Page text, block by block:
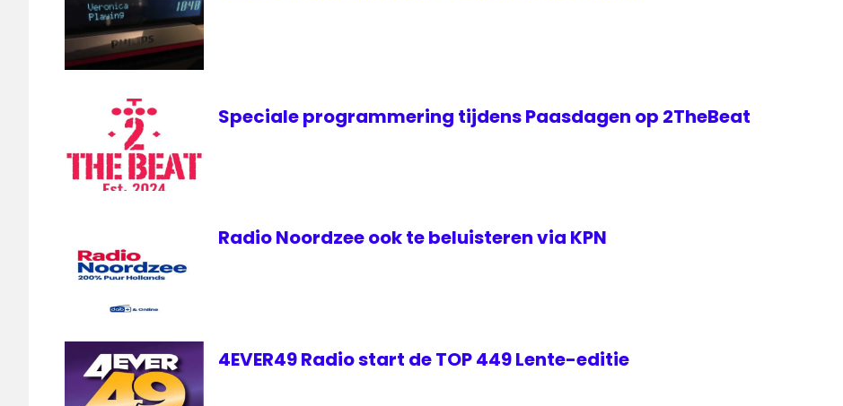
Speciale programmering tijdens Paasdagen op 2TheBeat
Radio Noordzee ook te beluisteren via KPN
4EVER49 Radio start de TOP 449 Lente-editie